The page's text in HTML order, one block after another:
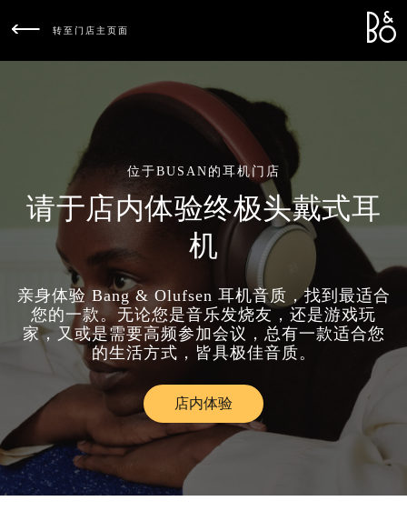
转至门店主页面
位于BUSAN的耳机门店
请于店内体验终极头戴式耳
机
亲身体验 Bang & Olufsen 耳机音质，找到最适合
您的一款。无论您是音乐发烧友，还是游戏玩
家，又或是需要高频参加会议，总有一款适合您
的生活方式，皆具极佳音质。
店内体验
Link Opens in New Tab